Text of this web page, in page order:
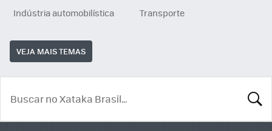
Indústria automobilística
Transporte
VEJA MAIS TEMAS